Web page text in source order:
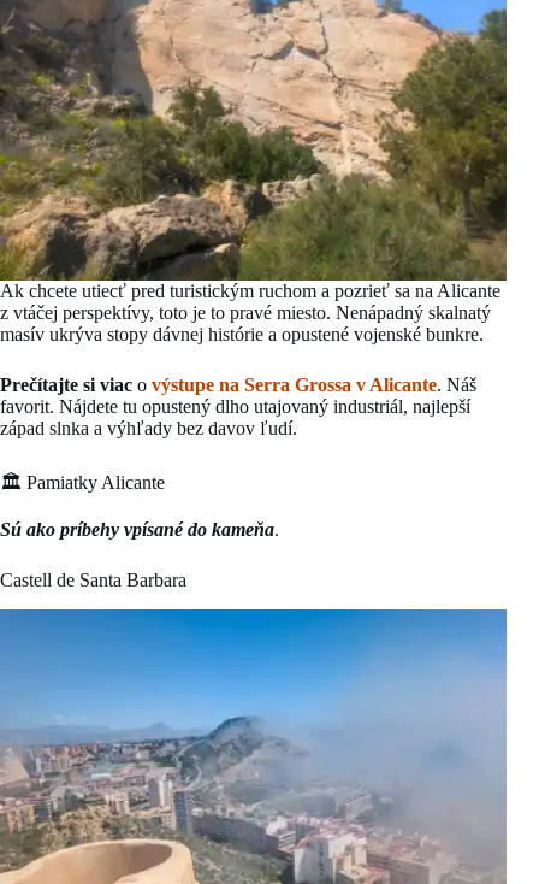
Ak chcete utiecť pred turistickým ruchom a pozrieť sa na Alicante
z vtáčej perspektívy, toto je to pravé miesto. Nenápadný skalnatý
masív ukrýva stopy dávnej histórie a opustené vojenské bunkre.
Prečítajte si viac o výstupe na Serra Grossa v Alicante. Náš
favorit. Nájdete tu opustený dlho utajovaný industriál, najlepší
západ slnka a výhľady bez davov ľudí.
🏛️ Pamiatky Alicante
Sú ako príbehy vpísané do kameňa.
Castell de Santa Barbara